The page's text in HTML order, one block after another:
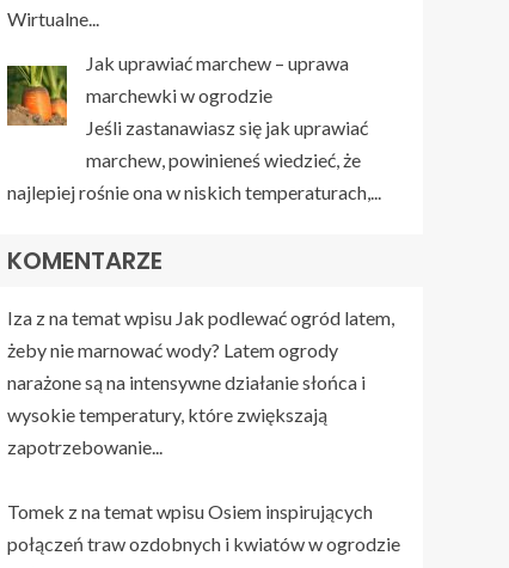
Wirtualne...
Jak uprawiać marchew – uprawa
marchewki w ogrodzie
Jeśli zastanawiasz się jak uprawiać
marchew, powinieneś wiedzieć, że
najlepiej rośnie ona w niskich temperaturach,...
KOMENTARZE
Iza z na temat wpisu Jak podlewać ogród latem,
żeby nie marnować wody? Latem ogrody
narażone są na intensywne działanie słońca i
wysokie temperatury, które zwiększają
zapotrzebowanie...
Tomek z na temat wpisuOsiem inspirujących
połączeń traw ozdobnych i kwiatów w ogrodzie